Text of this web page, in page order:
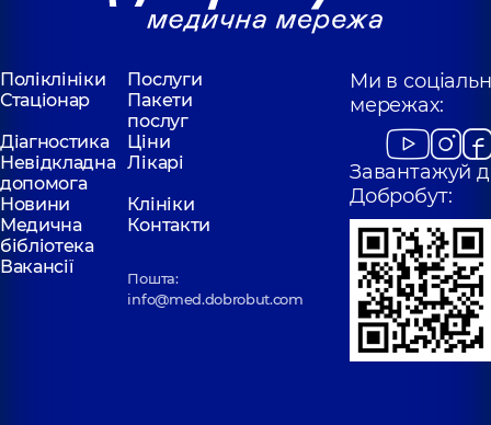
Миколаївна
Отоларинголог;
досвіду
Отоларинголог;
досвіду
Кулибаба Юлія
Василівна
Отоларинголог;
Отоларинголог
Шепетько-
Домбровська
(Доні) Дарина
Олександрівна
Отоларинголог;
Отоларинголог
дитячий;
Отоларинголог-
онколог,5 років
досвіду
Поліклініки
Послуги
Стаціонар
Пакети
послуг
Діагностика
Ціни
Невідкладна
допомога
Лікарі
Новини
Клініки
Медична
бібліотека
Контакти
Вакансії
Пошта:
info@med.dobrobut.com
Ми в
мережах:
Завантажуй
Добробут: